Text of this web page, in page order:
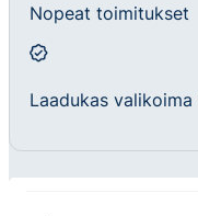
Nopeat toimitukset
Laadukas